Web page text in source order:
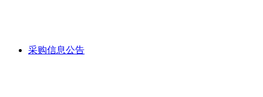
采购信息公告